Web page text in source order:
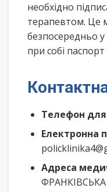
необхідно
терапевтом. Це
безпосередньо
при собі
Телефон для
Електронна
Адреса
ФРАНКІВСЬКА